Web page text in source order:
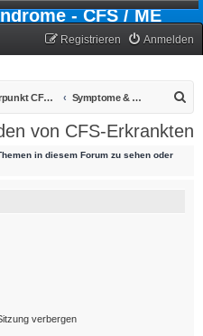
- CFS / ME
Anmelden
Registrieren
Schwerpunkt CFS - Chronic-Fatigue-Syndrom Symptome & Beschwerden von CFS-Erkrankten
c
von CFS-Erkrankten
in diesem Forum zu sehen oder
verbergen